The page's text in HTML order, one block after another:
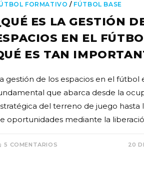
FORMATIVO / FÚTBOL BASE
ES LA GESTIÓN
EN EL
ES TAN
gestión de los espacios en el fútbol
que abarca desde la
del terreno de juego hasta
oportunidades mediante la
5 COMENTARIOS 20